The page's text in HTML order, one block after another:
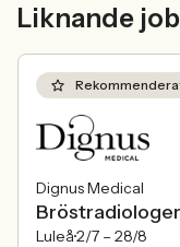
konkurrensen om
behöver kunna visa
Liknande
Dignus Medical
Luleå2/7 – 28/8